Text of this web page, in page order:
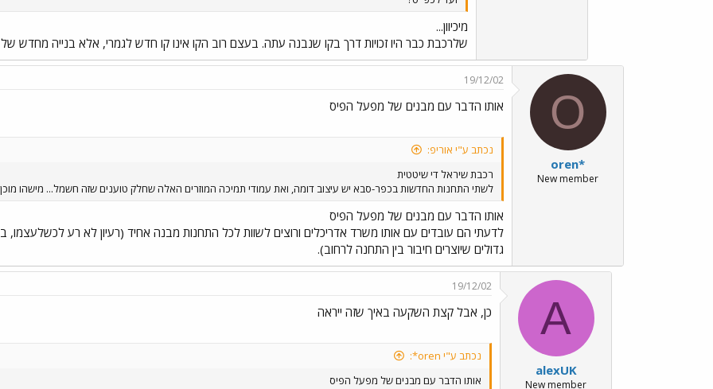
מיכיוון...
שלרכבת כבר היו זכויות דרך בקו שנבנה עתה. בעצם רוב הקו אינו קו חדש לגמרי, אלא בנייה
O
oren*
New member
19/12/02
אותו הדבר עם מבנים של מפעל הפיס
נכתב ע"י אוריפ:
רכבת שיראל די שיטטית
לשתי התחנות החדשות בכפר-סבא יש עיצוב דומה, ואת עמודי תמיכה המוזרים האלה שחלק טוענים שזה חשמל... מישהו
אותו הדבר עם מבנים של מפעל הפיס
לדעתי הם עובדים עם אותו משרד אדריכלים ורוצים לשוות לכל התחנות מבנה אחיד (רעיון לא רע לכשלעצמו,
גדולים שיוצרים חיבור בין התחנה לרחוב).
A
alexUK
New member
19/12/02
כן, אבל קצת השקעה באיך שזה ייראה
נכתב ע"י oren*:
אותו הדבר עם מבנים של מפעל הפיס